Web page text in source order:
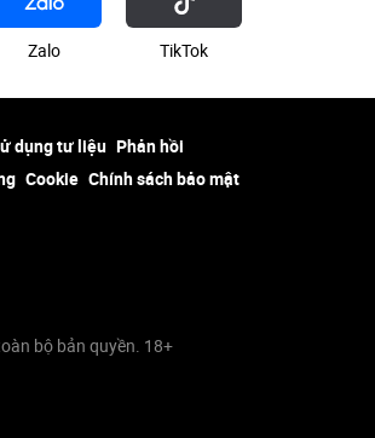
Zalo ТikТоk
dụng tư liệu Phản hồi
Cookie Chính sách bảo mật
bộ bản quyền. 18+